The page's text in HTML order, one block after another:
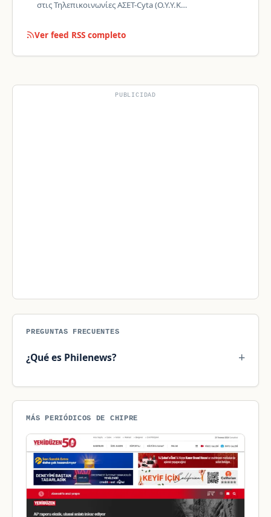
στις Τηλεπικοινωνίες ΑΣΕΤ-Cyta (Ο.Υ.Υ.Κ…
Ver feed RSS completo
PUBLICIDAD
PREGUNTAS FRECUENTES
¿Qué es Philenews?
MÁS PERIÓDICOS DE CHIPRE